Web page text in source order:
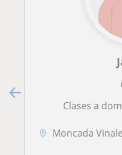
Clases a
Moncada Vinalesa Foios Albalat Meliana